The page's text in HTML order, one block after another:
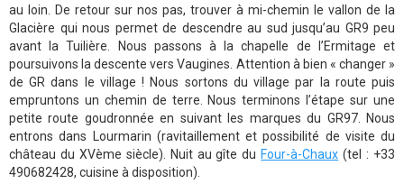
au loin. De retour sur nos pas, trouver à mi-chemin le vallon de la
Glacière qui nous permet de descendre au sud jusqu’au GR9 peu
avant la Tuilière. Nous passons à la chapelle de l’Ermitage et
poursuivons la descente vers Vaugines. Attention à bien « changer »
de GR dans le village ! Nous sortons du village par la route puis
empruntons un chemin de terre. Nous terminons l’étape sur une
petite route goudronnée en suivant les marques du GR97. Nous
entrons dans Lourmarin (ravitaillement et possibilité de visite du
château du XVème siècle). Nuit au gîte du Four-à-Chaux (tel : +33
490682428, cuisine à disposition).